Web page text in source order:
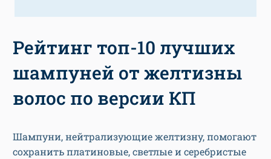
Рейтинг топ-10 лучших
шампуней от желтизны
волос по версии КП
Шампуни, нейтрализующие желтизну, помогают
сохранить платиновые, светлые и серебристые